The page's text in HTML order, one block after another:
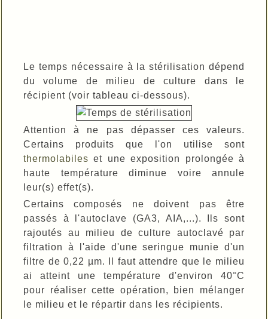
Le temps nécessaire à la stérilisation dépend
du volume
de
milieu de culture dans le
récipient (voir tableau ci-dessous).
Attention à ne pas dépasser ces valeurs.
Certains produits que l'on utilise sont
thermolabiles et une exposition prolongée à
haute température diminue voire annule
leur(s) effet(s).
Certains composés ne doivent pas
être
passés à l'autoclave (GA3, AIA,...). Ils sont
rajoutés au milieu de culture autoclavé par
filtration
à l'aide d'une seringue munie d'un
filtre de 0,22 µm. Il faut attendre que le milieu
ai atteint une température d'environ 40°C
pour réaliser cette opération, bien mélanger
le milieu et le répartir dans les récipients.